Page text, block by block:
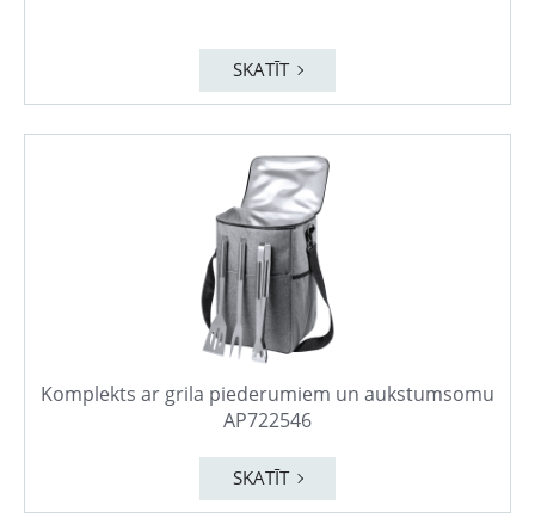
SKATĪT
Komplekts ar grila piederumiem un aukstumsomu
AP722546
SKATĪT